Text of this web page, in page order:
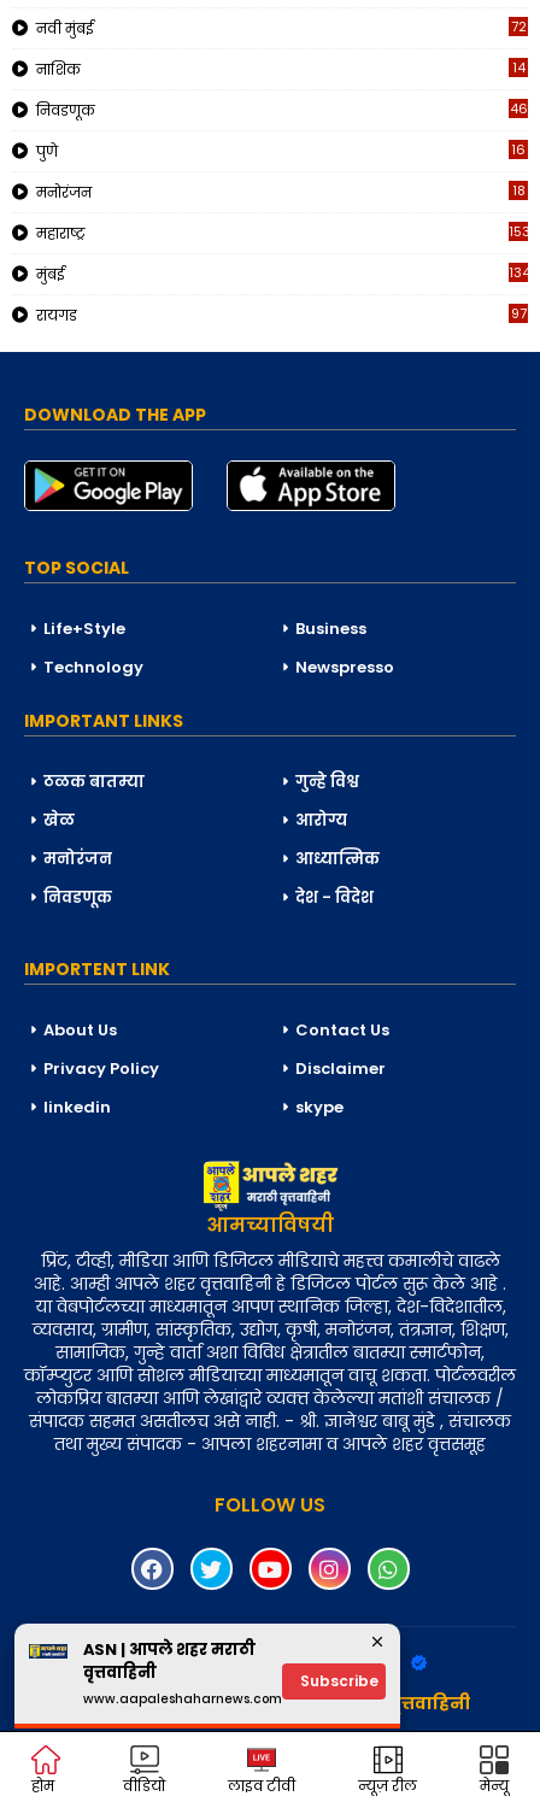
ASN | आपले शहर मराठी
वृत्तवाहिनी
www.aapaleshaharnews.com
Subscribe
नवी मुंबई 72
नाशिक 14
निवडणूक 46
पुणे 16
मनोरंजन 18
महाराष्ट्र 153
मुंबई 134
रायगड 97
DOWNLOAD THE APP
TOP SOCIAL
Life+Style
Business
Technology
Newspresso
IMPORTANT LINKS
ठळक बातम्या
गुन्हे विश्व
खेळ
आरोग्य
मनोरंजन
आध्यात्मिक
निवडणूक
देश - विदेश
IMPORTENT LINK
About Us
Contact Us
Privacy Policy
Disclaimer
linkedin
skype
आमच्याविषयी
प्रिंट, टीव्ही, मीडिया आणि डिजिटल मीडियाचे महत्त्व कमालीचे वाढले
आहे. आम्ही आपले शहर वृत्तवाहिनी हे डिजिटल पोर्टल सुरू केले आहे .
या वेबपोर्टलच्या माध्यमातून आपण स्थानिक जिल्हा, देश-विदेशातील,
व्यवसाय, ग्रामीण, सांस्कृतिक, उद्योग, कृषी, मनोरंजन, तंत्रज्ञान, शिक्षण,
सामाजिक, गुन्हे वार्ता अशा विविध क्षेत्रातील बातम्या स्मार्टफोन,
कॉम्प्युटर आणि सोशल मीडियाच्या माध्यमातून वाचू शकता. पोर्टलवरील
लोकप्रिय बातम्या आणि लेखांद्वारे व्यक्‍त केलेल्या मतांशी संचालक /
संपादक सहमत असतीलच असे नाही. - श्री. ज्ञानेश्वर बाबू मुंडे , संचालक
तथा मुख्य संपादक - आपला शहरनामा व आपले शहर वृत्तसमूह
FOLLOW US
Design by - Aapale Shahar News
Copyright © 2025 - आपले शहर मराठी वृत्तवाहिनी
होम वीडियो लाइव टीवी न्यूज़ रील मेन्यू